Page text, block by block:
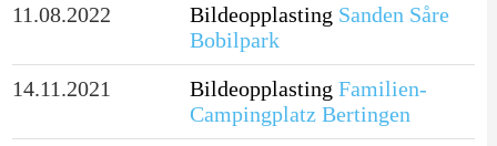
11.08.2022
Bildeopplasting Sanden Såre
Bobilpark
14.11.2021
Bildeopplasting Familien-
Campingplatz Bertingen